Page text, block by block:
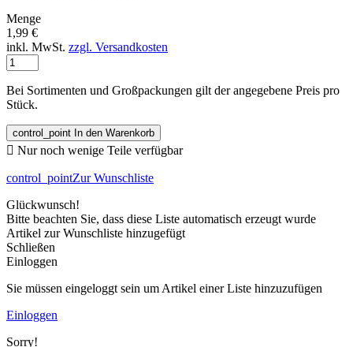
Menge
1,99 €
inkl. MwSt. zzgl. Versandkosten
Bei Sortimenten und Großpackungen gilt der angegebene Preis pro
Stück.
control_point In den Warenkorb
 Nur noch wenige Teile verfügbar
control_pointZur Wunschliste
Glückwunsch!
Bitte beachten Sie, dass diese Liste automatisch erzeugt wurde
Artikel zur Wunschliste hinzugefügt
Schließen
Einloggen
Sie müssen eingeloggt sein um Artikel einer Liste hinzuzufügen
Einloggen
Sorry!